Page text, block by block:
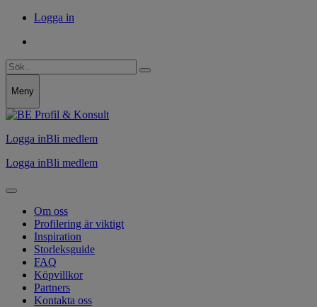
Logga in
Meny
Logga inBli medlem
Logga inBli medlem
Om oss
Profilering är viktigt
Inspiration
Storleksguide
FAQ
Köpvillkor
Partners
Kontakta oss